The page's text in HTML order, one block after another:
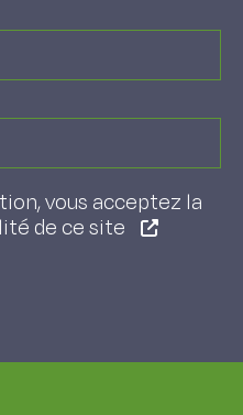
vous acceptez la
de ce site